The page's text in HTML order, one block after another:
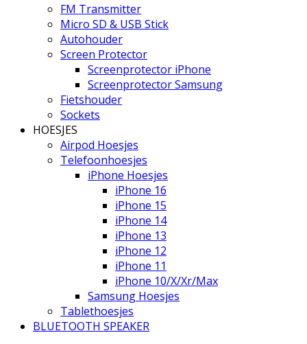
FM Transmitter
Micro SD & USB Stick
Autohouder
Screen Protector
Screenprotector iPhone
Screenprotector Samsung
Fietshouder
Sockets
HOESJES
Airpod Hoesjes
Telefoonhoesjes
iPhone Hoesjes
iPhone 16
iPhone 15
iPhone 14
iPhone 13
iPhone 12
iPhone 11
iPhone 10/X/Xr/Max
Samsung Hoesjes
Tablethoesjes
BLUETOOTH SPEAKER